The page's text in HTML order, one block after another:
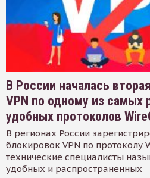
В России началась
VPN по одному из самых
удобных протоколов
В регионах России
блокировок VPN по протоколу
технические специалисты
удобных и распространенных